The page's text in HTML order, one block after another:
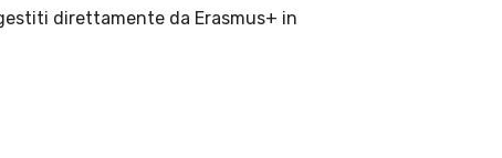
direttamente da Erasmus+ in